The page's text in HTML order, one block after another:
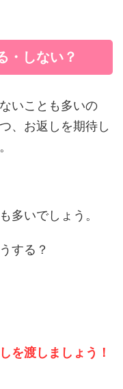
・しない？
いことも多いの
、お返しを期待し
多いでしょう。
する？
を渡しましょう！